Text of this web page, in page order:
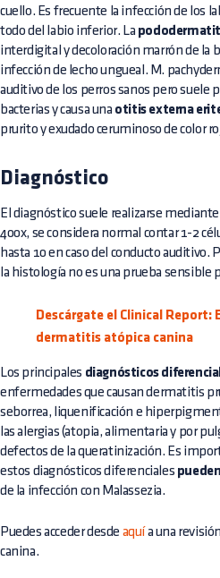
cuello. Es frecuente la infección de los
todo del labio inferior. La
interdigital y decoloración marrón de la
infección de lecho ungueal. M.
auditivo de los perros sanos pero suele
bacterias y causa una otitis externa
prurito y exudado ceruminoso de color
Diagnóstico
El diagnóstico suele realizarse mediante
400x, se considera normal contar 1-2
hasta 10 en caso del conducto auditivo.
la histología no es una prueba sensible
Descárgate el Clinical Report:
dermatitis atópica canina
Los principales diagnósticos
enfermedades que causan dermatitis
seborrea, liquenificación e
las alergias (atopia, alimentaria y por
defectos de la queratinización. Es
estos diagnósticos diferenciales
de la infección con Malassezia.
Puedes acceder desde aquí a una
canina.